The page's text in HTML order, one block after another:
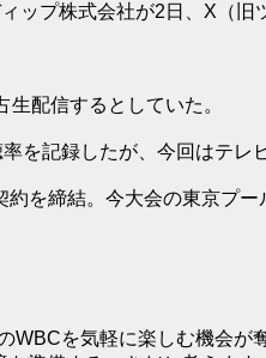
プ株式会社が2日、X（旧
配信するとしていた。
記録したが、今回はテレ
を締結。今大会の東京プ
を気軽に楽しむ機会が